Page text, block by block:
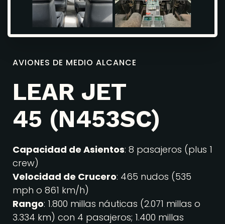
AVIONES DE MEDIO ALCANCE
LEAR JET
45 (N453SC)
Capacidad de Asientos: 8 pasajeros (plus 1
crew)
Velocidad de Crucero: 465 nudos (535
mph o 861 km/h)
Rango: 1.800 millas náuticas (2.071 millas o
3.334 km) con 4 pasajeros; 1.400 millas